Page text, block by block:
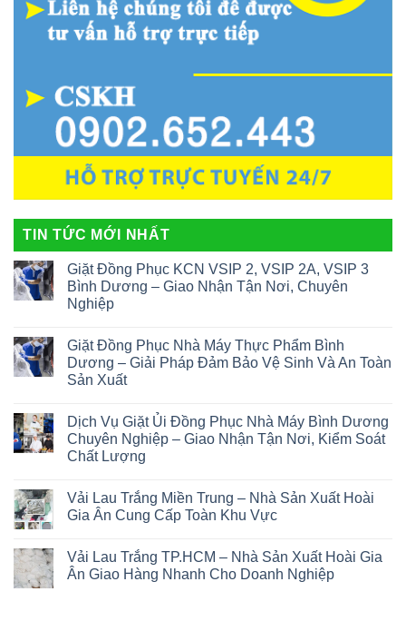
TIN TỨC MỚI NHẤT
Giặt Đồng Phục KCN VSIP 2, VSIP 2A, VSIP 3
Bình Dương – Giao Nhận Tận Nơi, Chuyên
Nghiệp
Giặt Đồng Phục Nhà Máy Thực Phẩm Bình
Dương – Giải Pháp Đảm Bảo Vệ Sinh Và An Toàn
Sản Xuất
Dịch Vụ Giặt Ủi Đồng Phục Nhà Máy Bình Dương
Chuyên Nghiệp – Giao Nhận Tận Nơi, Kiểm Soát
Chất Lượng
Vải Lau Trắng Miền Trung – Nhà Sản Xuất Hoài
Gia Ân Cung Cấp Toàn Khu Vực
Vải Lau Trắng TP.HCM – Nhà Sản Xuất Hoài Gia
Ân Giao Hàng Nhanh Cho Doanh Nghiệp